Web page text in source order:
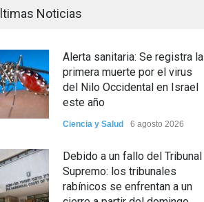
Noticias
Alerta sanitaria: Se registra la
primera muerte por el virus
del Nilo Occidental en Israel
este año
Ciencia y Salud 6 agosto 2026
Debido a un fallo del Tribunal
Supremo: los tribunales
rabínicos se enfrentan a un